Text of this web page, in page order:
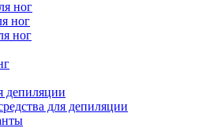
ног
ног
ног
депиляции
для депиляции